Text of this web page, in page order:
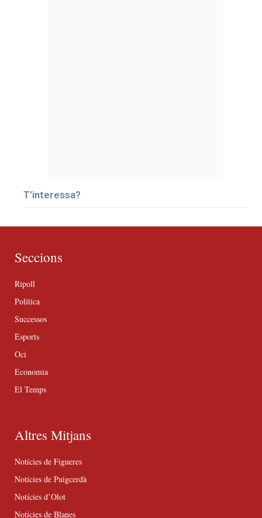
T’interessa?
Seccions
Ripoll
Política
Successos
Esports
Oci
Economia
El Temps
Altres Mitjans
Notícies de Figueres
Notícies de Puigcerdà
Notícies d’Olot
Notícies de Blanes